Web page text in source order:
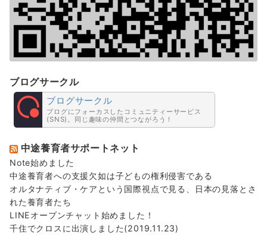
ブログサークル
ブログサークル
ブログにフォーカスしたコミュニティーサービス
(SNS)。同じ趣味の仲間とつながろう！
中途養育者サポートネット
Note始めました
中途養育者への支援欠如は子どもの権利侵害である
オルタナティブ・ケアという国際視点で見る、日本の見落とさ
れた養育者たち
LINEオープンチャット始めました！
千住でクロスに出演しました(2019.11.23)